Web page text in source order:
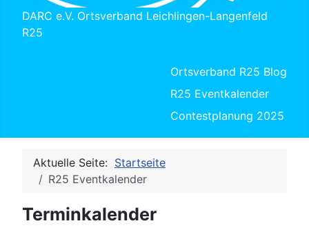
DARC e.V. Ortsverband Leichlingen-Langenfeld
R25
Ortsverband R25 Blog
R25 Eventkalender
Contestplanung 2025
Aktuelle Seite: Startseite
R25 Eventkalender
Terminkalender